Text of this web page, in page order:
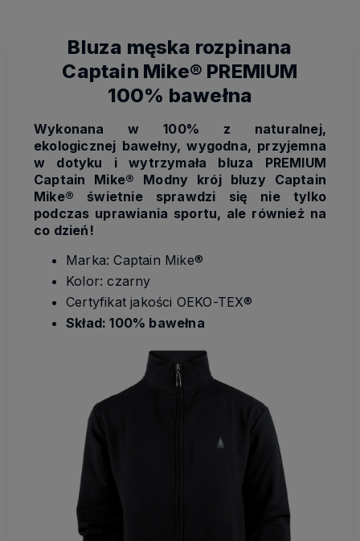
Bluza męska rozpinana
Captain Mike® PREMIUM
100% bawełna
Wykonana w 100% z naturalnej,
ekologicznej bawełny, wygodna, przyjemna
w dotyku i wytrzymała bluza PREMIUM
Captain Mike® Modny krój bluzy Captain
Mike® świetnie sprawdzi się nie tylko
podczas uprawiania sportu, ale również na
co dzień!
Marka: Captain Mike®
Kolor: czarny
Certyfikat jakości OEKO-TEX®
Skład: 100% bawełna